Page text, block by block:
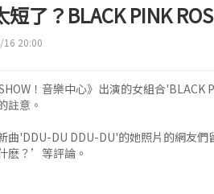
短了？BLACK PINK
20:00
！音樂中心》出演的女組合
註意。
曲'DDU-DU DDU-DU'的她照片的網
麽？’等評論。